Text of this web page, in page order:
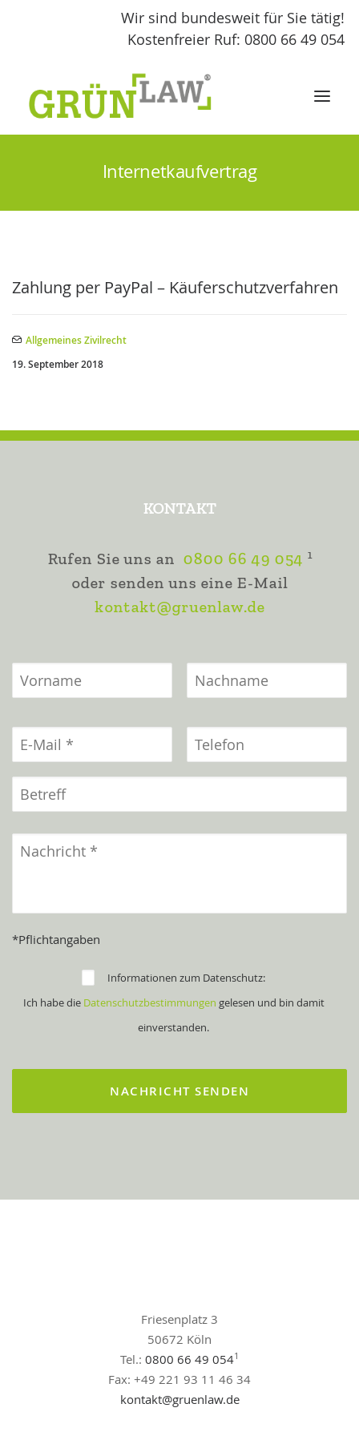
Wir sind bundesweit für Sie tätig!
Kostenfreier Ruf: 0800 66 49 054
KONTAKT
Internetkaufvertrag
Zahlung per PayPal – Käuferschutzverfahren
Allgemeines Zivilrecht
19. September 2018
KONTAKT
Rufen Sie uns an 0800 66 49 054 1
oder senden uns eine E-Mail
kontakt@gruenlaw.de
*Pflichtangaben
Informationen zum Datenschutz:
Ich habe die Datenschutzbestimmungen gelesen und bin damit
einverstanden.
Friesenplatz 3
50672 Köln
Tel.: 0800 66 49 0541
Fax: +49 221 93 11 46 34
kontakt@gruenlaw.de